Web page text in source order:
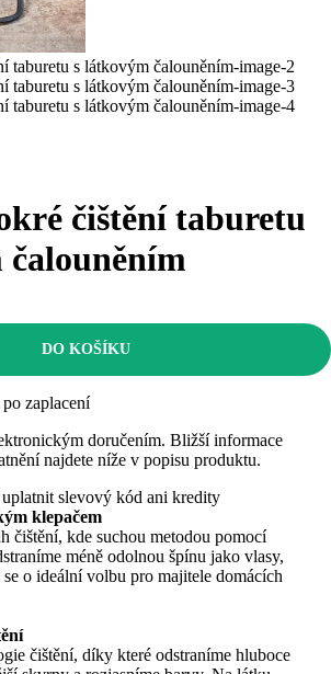
čištění taburetu
čalouněním
DO KOŠÍKU
zaplacení
doručením. Bližší informace
najdete níže v popisu produktu.
slevový kód ani kredity
klepačem
čištění, kde suchou metodou pomocí
méně odolnou špínu jako vlasy,
o ideální volbu pro majitele domácích
čištění, díky které odstraníme hluboce